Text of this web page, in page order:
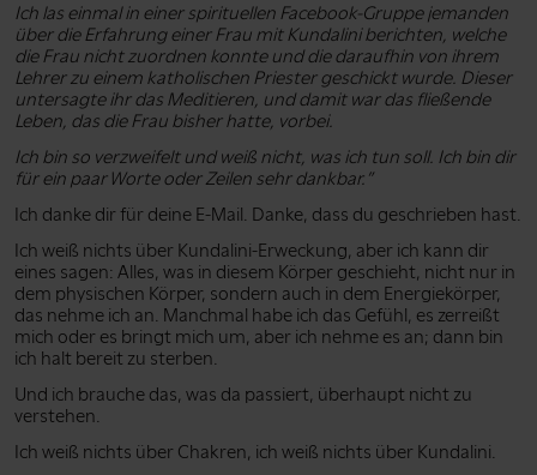
Ich las einmal in einer spirituellen Facebook-Gruppe jemanden
über die Erfahrung einer Frau mit Kundalini berichten, welche
die Frau nicht zuordnen konnte und die daraufhin von ihrem
Lehrer zu einem katholischen Priester geschickt wurde. Dieser
untersagte ihr das Meditieren, und damit war das fließende
Leben, das die Frau bisher hatte, vorbei.
Ich bin so verzweifelt und weiß nicht, was ich tun soll. Ich bin dir
für ein paar Worte oder Zeilen sehr dankbar.”
Ich danke dir für deine E-Mail. Danke, dass du geschrieben hast.
Ich weiß nichts über Kundalini-Erweckung, aber ich kann dir
eines sagen: Alles, was in diesem Körper geschieht, nicht nur in
dem physischen Körper, sondern auch in dem Energiekörper,
das nehme ich an. Manchmal habe ich das Gefühl, es zerreißt
mich oder es bringt mich um, aber ich nehme es an; dann bin
ich halt bereit zu sterben.
Und ich brauche das, was da passiert, überhaupt nicht zu
verstehen.
Ich weiß nichts über Chakren, ich weiß nichts über Kundalini.